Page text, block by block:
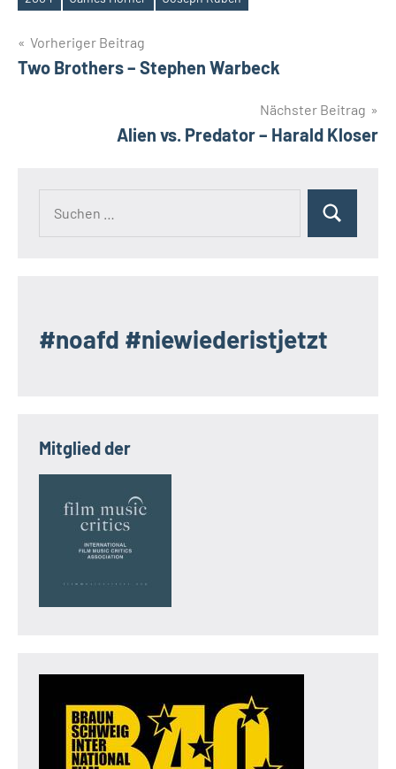
Schlagwörter
Beitragsnavigation
Vorheriger Beitrag
Two Brothers – Stephen Warbeck
Nächster Beitrag
Alien vs. Predator – Harald Kloser
Suchen
#noafd #niewiederistjetzt
Mitglied der